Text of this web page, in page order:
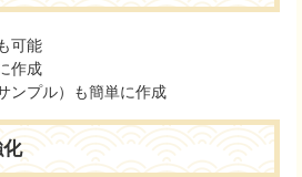
可能
作成
ンプル）も簡単に作成